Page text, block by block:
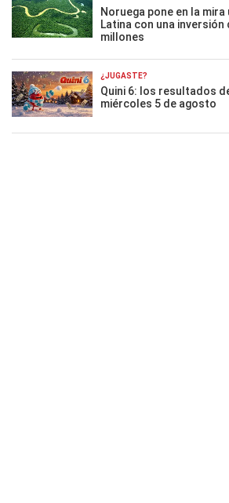
Noruega pone en la
Latina con una inversión
millones
¿JUGASTE?
Quini 6: los resultados
miércoles 5 de agosto